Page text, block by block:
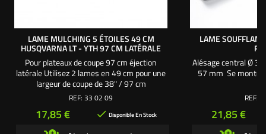
LAME MULCHING 5 ÉTOILES 49 CM
HUSQVARNA LT - YTH 97 CM LATÉRALE
Pour plateaux de coupe 97 cm éjection
latérale Utilisez 2 lames en 49 cm pour une
largeur de coupe de 38" / 97 cm
REF: 33 02 09
Prix
17,85 €  Disponible En Stock
LAME
Alésage central Ø
57 mm Se monte
REF:
Prix
21,85 €